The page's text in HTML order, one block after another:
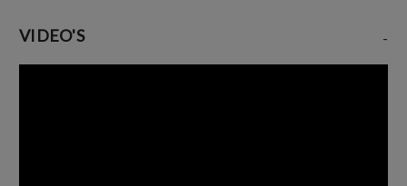
VIDEO'S -